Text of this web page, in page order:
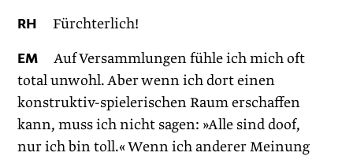
RH Fürchterlich!
EM Auf Versammlungen fühle ich mich oft
total unwohl. Aber wenn ich dort einen
konstruktiv-spielerischen Raum erschaffen
kann, muss ich nicht sagen: »Alle sind doof,
nur ich bin toll.« Wenn ich anderer Meinung